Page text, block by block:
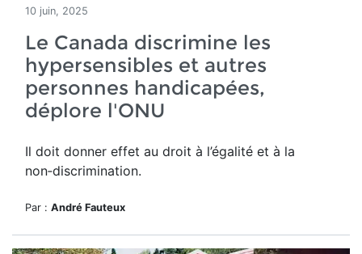
10 juin, 2025
Le Canada discrimine les
hypersensibles et autres
personnes handicapées,
déplore l'ONU
Il doit donner effet au droit à l’égalité et à la
non‑discrimination.
Par : André Fauteux